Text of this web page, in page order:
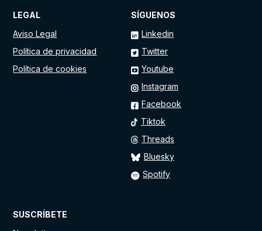
SUSCRÍBETE
SÍGUENOS
Linkedin
Twitter
Youtube
Instagram
Facebook
Tiktok
Threads
Bluesky
Spotify
LEGAL
Aviso Legal
Política de privacidad
Política de cookies